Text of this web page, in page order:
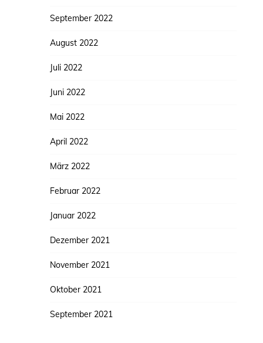
September 2022
August 2022
Juli 2022
Juni 2022
Mai 2022
April 2022
März 2022
Februar 2022
Januar 2022
Dezember 2021
November 2021
Oktober 2021
September 2021